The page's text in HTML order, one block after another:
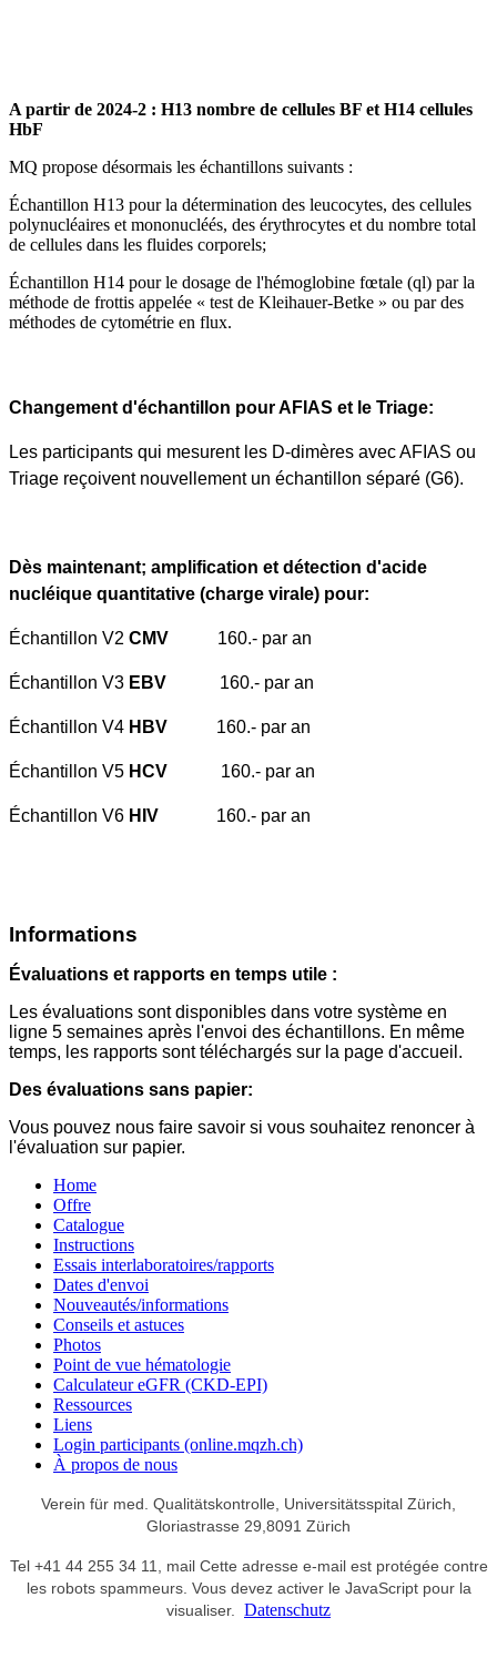
A partir de 2024-2 : H13 nombre de cellules BF et H14 cellules
HbF
MQ propose désormais les échantillons suivants :
Échantillon H13 pour la détermination des leucocytes, des cellules
polynucléaires et mononucléés, des érythrocytes et du nombre total
de cellules dans les fluides corporels;
Échantillon H14 pour le dosage de l'hémoglobine fœtale (ql) par la
méthode de frottis appelée « test de Kleihauer-Betke » ou par des
méthodes de cytométrie en flux.
Changement d'échantillon pour AFIAS et le Triage:
Les participants qui mesurent les D-dimères avec AFIAS ou
Triage reçoivent nouvellement un échantillon séparé (G6).
Dès maintenant; amplification et détection d'acide
nucléique quantitative (charge virale) pour:
Échantillon V2 CMV 160.- par an
Échantillon V3 EBV 160.- par an
Échantillon V4 HBV 160.- par an
Échantillon V5 HCV 160.- par an
Échantillon V6 HIV 160.- par an
Informations
Évaluations et rapports en temps utile :
Les évaluations sont disponibles dans votre système en
ligne 5 semaines après l'envoi des échantillons. En même
temps, les rapports sont téléchargés sur la page d'accueil.
Des évaluations sans papier:
Vous pouvez nous faire savoir si vous souhaitez renoncer à
l'évaluation sur papier.
Home
Offre
Catalogue
Instructions
Essais interlaboratoires/rapports
Dates d'envoi
Nouveautés/informations
Conseils et astuces
Photos
Point de vue hématologie
Calculateur eGFR (CKD-EPI)
Ressources
Liens
Login participants (online.mqzh.ch)
À propos de nous
Verein für med. Qualitätskontrolle, Universitätsspital Zürich,
Gloriastrasse 29,8091 Zürich
Tel +41 44 255 34 11, mail Cette adresse e-mail est protégée contre
les robots spammeurs. Vous devez activer le JavaScript pour la
visualiser. Datenschutz